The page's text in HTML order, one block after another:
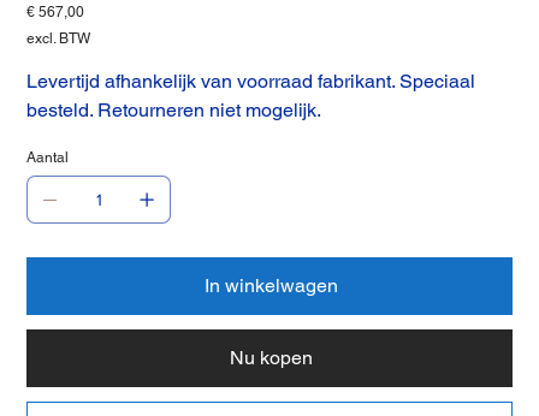
Prijs
€ 567,00
excl. BTW
Levertijd afhankelijk van voorraad fabrikant. Speciaal
besteld. Retourneren niet mogelijk.
Aantal
In winkelwagen
Nu kopen